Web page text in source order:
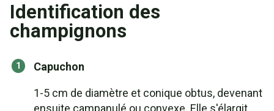
Identification des
champignons
Capuchon
1-5 cm de diamètre et conique obtus, devenant
ensuite campanulé ou convexe. Elle s'élargit